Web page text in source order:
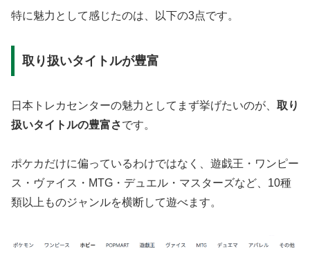
特に魅力として感じたのは、以下の3点です。
取り扱いタイトルが豊富
日本トレカセンターの魅力としてまず挙げたいのが、 取り
扱いタイトルの豊富さです。
ポケカだけに偏っているわけではなく、遊戯王・ワンピー
ス・ヴァイス・MTG・デュエル・マスターズなど、10種
類以上ものジャンルを横断して遊べます。